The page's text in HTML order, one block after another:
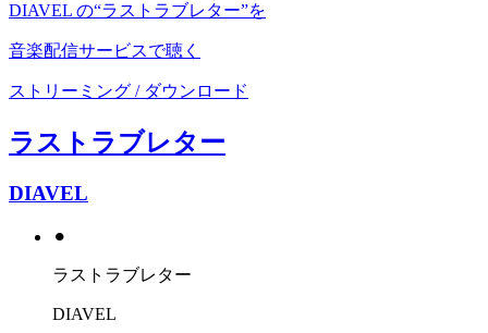
DIAVEL の“ラストラブレター”を
音楽配信サービスで聴く
ストリーミング / ダウンロード
ラストラブレター
DIAVEL
⚫︎
ラストラブレター
DIAVEL